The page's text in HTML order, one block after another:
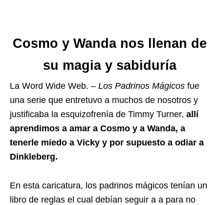
Cosmo y Wanda nos llenan de
su magia y sabiduría
La Word Wide Web. – Los Padrinos Mágicos fue
una serie que entretuvo a muchos de nosotros y
justificaba la esquizofrenía de Timmy Turner, allí
aprendimos a amar a Cosmo y a Wanda, a
tenerle miedo a Vicky y por supuesto a odiar a
Dinkleberg.
En esta caricatura, los padrinos mágicos tenían un
libro de reglas el cual debían seguir a a para no